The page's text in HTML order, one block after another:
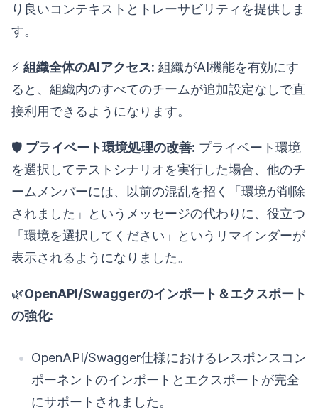
り良いコンテキストとトレーサビリティを提供しま
す。
⚡️ 組織全体のAIアクセス: 組織がAI機能を有効にす
ると、組織内のすべてのチームが追加設定なしで直
接利用できるようになります。
🛡️ プライベート環境処理の改善: プライベート環境
を選択してテストシナリオを実行した場合、他のチ
ームメンバーには、以前の混乱を招く「環境が削除
されました」というメッセージの代わりに、役立つ
「環境を選択してください」というリマインダーが
表示されるようになりました。
🌿OpenAPI/Swaggerのインポート＆エクスポート
の強化:
OpenAPI/Swagger仕様におけるレスポンスコン
ポーネントのインポートとエクスポートが完全
にサポートされました。